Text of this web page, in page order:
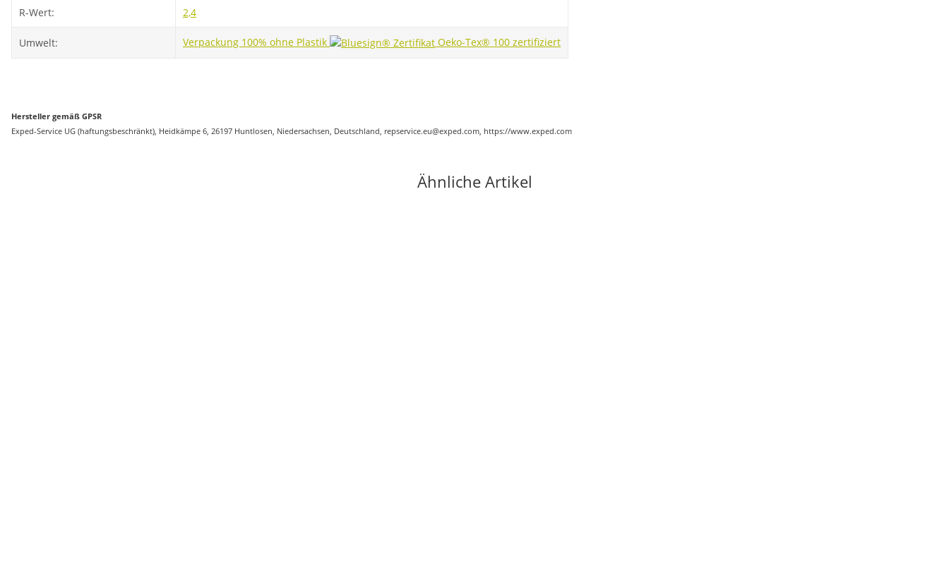
R-Wert: 2,4
Umwelt: Verpackung 100% ohne Plastik Oeko-Tex® 100 zertifiziert
Hersteller gemäß GPSR
Exped-Service UG (haftungsbeschränkt), Heidkämpe 6, 26197 Huntlosen, Niedersachsen, Deutschland, repservice.eu@exped.com, https://www.exped.com
Ähnliche Artikel